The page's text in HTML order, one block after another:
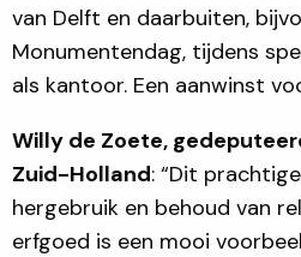
van Delft en daarbuiten,
Monumentendag, tijdens
als kantoor. Een aanwinst
Willy de Zoete,
Zuid-Holland: “Dit
hergebruik en behoud van
erfgoed is een mooi